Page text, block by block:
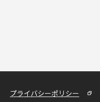
プライバシーポリシー